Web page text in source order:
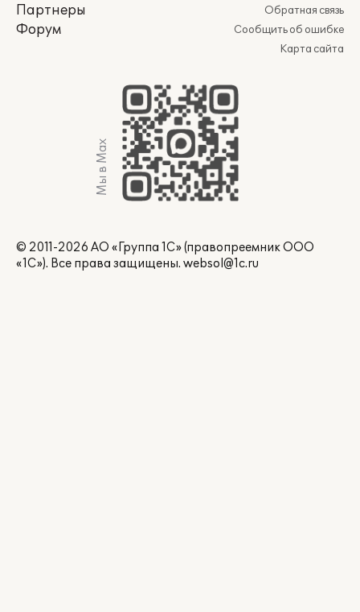
Партнеры
Форум
Обратная связь
Сообщить об ошибке
Карта сайта
Мы в Max
© 2011-2026 АО «Группа 1С» (правопреемник ООО
«1С»). Все права защищены. websol@1c.ru